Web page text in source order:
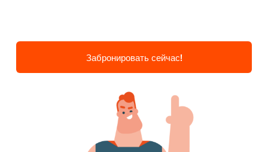
Забронировать сейчас!